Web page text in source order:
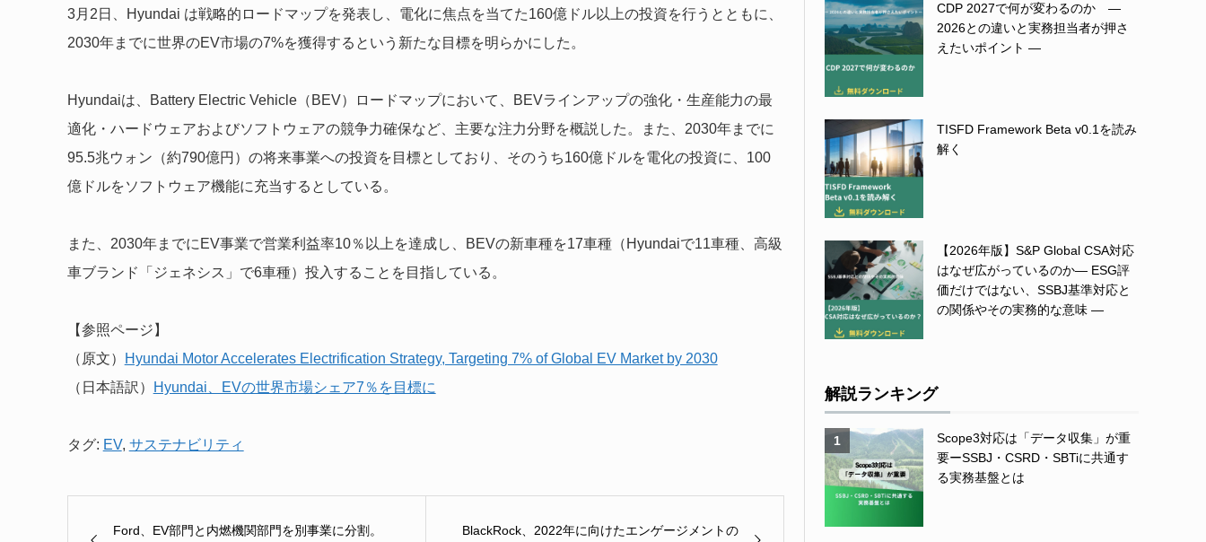
3月2日、Hyundai は戦略的ロードマップを発表し、電化に焦点を当てた160億ドル以上の投資を行うとともに、
2030年までに世界のEV市場の7%を獲得するという新たな目標を明らかにした。
Hyundaiは、Battery Electric Vehicle（BEV）ロードマップにおいて、BEVラインアップの強化・生産能力の最
適化・ハードウェアおよびソフトウェアの競争力確保など、主要な注力分野を概説した。また、2030年までに
95.5兆ウォン（約790億円）の将来事業への投資を目標としており、そのうち160億ドルを電化の投資に、100
億ドルをソフトウェア機能に充当するとしている。
また、2030年までにEV事業で営業利益率10％以上を達成し、BEVの新車種を17車種（Hyundaiで11車種、高級
車ブランド「ジェネシス」で6車種）投入することを目指している。
【参照ページ】
（原文）
Hyundai Motor Accelerates Electrification Strategy, Targeting 7% of Global EV Market by 2030
（日本語訳）
Hyundai、EVの世界市場シェア7％を目標に
タグ: EV, サステナビリティ
Ford、EV部門と内燃機関部門を別事業に分割。
BlackRock、2022年に向けたエンゲージメントの
CDP 2027で何が変わるのか ―
2026との違いと実務担当者が押さ
えたいポイント ―
TISFD Framework Beta v0.1を読み
解く
【2026年版】S&P Global CSA対応
はなぜ広がっているのか― ESG評
価だけではない、SSBJ基準対応と
の関係やその実務的な意味 ―
解説ランキング
1
Scope3対応は「データ収集」が重
要ーSSBJ・CSRD・SBTiに共通す
る実務基盤とは